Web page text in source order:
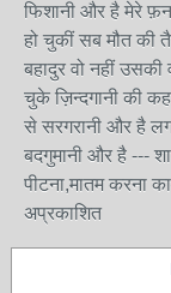
फिशानी और है मेरे
हो चुकीं सब मौत की
बहादुर वो नहीं
चुके ज़िन्दगानी की
से सरगरानी और है
बदगुमानी और है ---
पीटना,मातम करना
अप्रकाशित